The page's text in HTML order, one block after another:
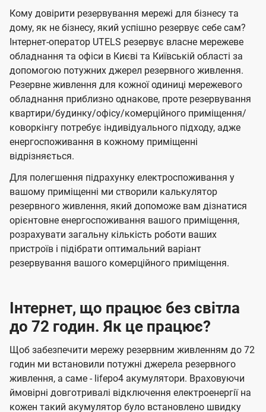
Кому довірити резервування мережі для бізнесу та
дому, як не бізнесу, який успішно резервує себе сам?
Інтернет-оператор UTELS резервує власне мережеве
обладнання та офіси в Києві та Київській області за
допомогою потужних джерел резервного живлення.
Резервне живлення для кожної одиниці мережевого
обладнання приблизно однакове, проте резервування
квартири/будинку/офісу/комерційного приміщення/
коворкінгу потребує індивідуального підходу, адже
енергоспоживання в кожному приміщенні
відрізняється.
Для полегшення підрахунку електроспоживання у
вашому приміщенні ми створили калькулятор
резервного живлення, який допоможе вам дізнатися
орієнтовне енергоспоживання вашого приміщення,
розрахувати загальну кількість роботи ваших
пристроїв і підібрати оптимальний варіант
резервування вашого комерційного приміщення.
Інтернет, що працює без світла
до 72 годин. Як це працює?
Щоб забезпечити мережу резервним живленням до 72
годин ми встановили потужні джерела резервного
живлення, а саме - lifepo4 акумулятори. Враховуючи
ймовірні довготривалі відключення електроенергії на
кожен такий акумулятор було встановлено швидку